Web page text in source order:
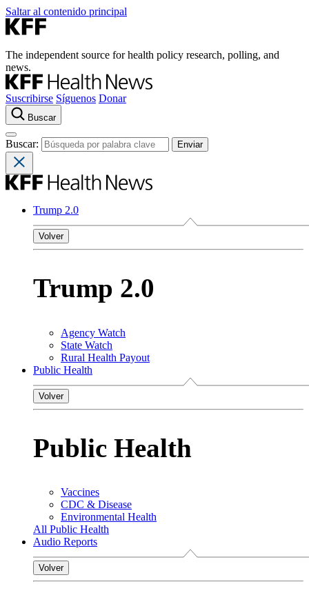
Saltar al contenido principal
The independent source for health policy research, polling, and
news.
Suscribirse Síguenos Donar
Buscar
Buscar:
Trump 2.0
Volver
Trump 2.0
Agency Watch
State Watch
Rural Health Payout
Public Health
Volver
Public Health
Vaccines
CDC & Disease
Environmental Health
All Public Health
Audio Reports
Volver